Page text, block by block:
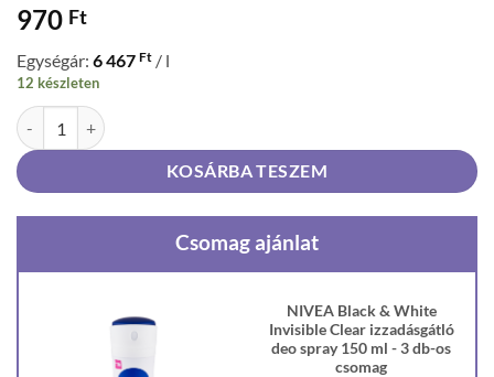
970 Ft
Egységár: 6 467 Ft / l
12 készleten
NIVEA Black & White Invisible Clear izzadásgátló deo spray 150 ml
KOSÁRBA TESZEM
Csomag ajánlat
NIVEA Black & White
Invisible Clear izzadásgátló
deo spray 150 ml - 3 db-os
csomag